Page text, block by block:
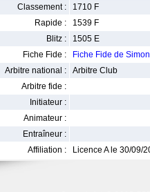
Classement :
1710 F
Rapide :
1539 F
Blitz :
1505 E
Fiche Fide :
Fiche Fide de
Arbitre national :
Arbitre Club
Arbitre fide :
Initiateur :
Animateur :
Entraîneur :
Affiliation :
Licence A le 30/09/